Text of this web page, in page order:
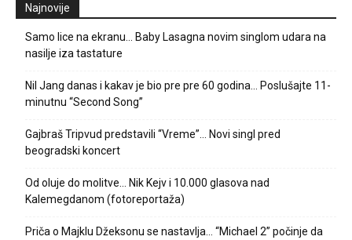
Najnovije
Samo lice na ekranu… Baby Lasagna novim singlom udara na
nasilje iza tastature
Nil Jang danas i kakav je bio pre pre 60 godina… Poslušajte 11-
minutnu “Second Song”
Gajbraš Tripvud predstavili “Vreme”… Novi singl pred
beogradski koncert
Od oluje do molitve… Nik Kejv i 10.000 glasova nad
Kalemegdanom (fotoreportaža)
Priča o Majklu Džeksonu se nastavlja… “Michael 2” počinje da